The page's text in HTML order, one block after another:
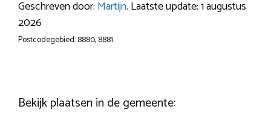
Geschreven door: Martijn. Laatste update: 1 augustus
2026
Postcodegebied: 8880, 8881.
Bekijk plaatsen in de gemeente: